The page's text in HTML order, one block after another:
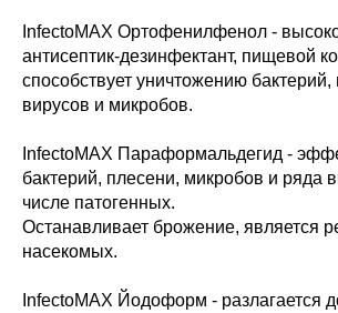
InfectoMAX Ортофенилфенол -
антисептик-дезинфектант, пищевой
способствует уничтожению бактерий,
вирусов и микробов.
InfectoMAX Параформальдегид -
бактерий, плесени, микробов и ряда
числе патогенных.
Останавливает брожение, является
насекомых.
InfectoMAX Йодоформ - разлагается